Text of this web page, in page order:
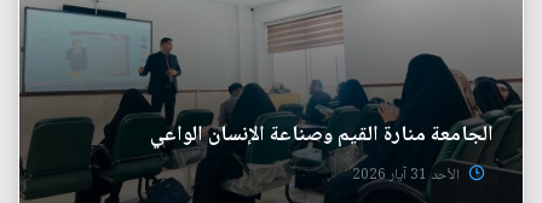
الجامعة منارة القيم وصناعة الإنسان الواعي
الأحد 31 آيار 2026